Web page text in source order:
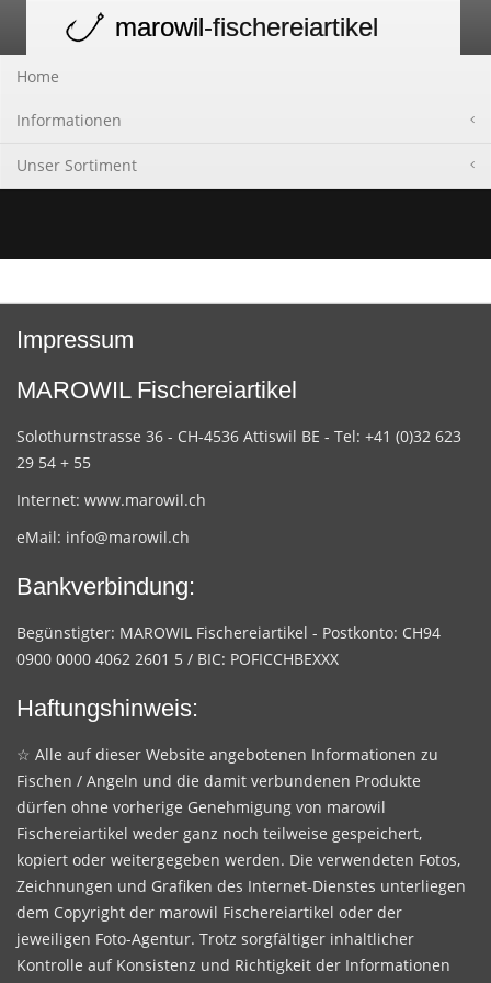
navigation
marowil-fischereiartikel
Home
Informationen
Unser Sortiment
Impressum
MAROWIL Fischereiartikel
Solothurnstrasse 36 - CH-4536 Attiswil BE - Tel: +41 (0)32 623
29 54 + 55
Internet: www.marowil.ch
eMail: info@marowil.ch
Bankverbindung:
Begünstigter: MAROWIL Fischereiartikel - Postkonto: CH94
0900 0000 4062 2601 5 / BIC: POFICCHBEXXX
Haftungshinweis:
☆ Alle auf dieser Website angebotenen Informationen zu
Fischen / Angeln und die damit verbundenen Produkte
dürfen ohne vorherige Genehmigung von marowil
Fischereiartikel weder ganz noch teilweise gespeichert,
kopiert oder weitergegeben werden. Die verwendeten Fotos,
Zeichnungen und Grafiken des Internet-Dienstes unterliegen
dem Copyright der marowil Fischereiartikel oder der
jeweiligen Foto-Agentur. Trotz sorgfältiger inhaltlicher
Kontrolle auf Konsistenz und Richtigkeit der Informationen